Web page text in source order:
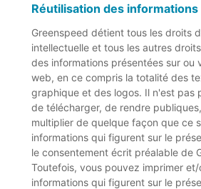
Réutilisation des informations
Greenspeed détient tous les droits
intellectuelle et tous les autres
des informations présentées sur ou
web, en ce compris la totalité des
graphique et des logos. Il n'est pas
de télécharger, de rendre
multiplier de quelque façon que ce
informations qui figurent sur le
le consentement écrit préalable de
Toutefois, vous pouvez imprimer
informations qui figurent sur le